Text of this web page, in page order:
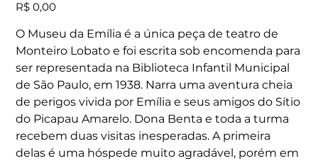
Preço
R$ 0,00
O Museu da Emília é a única peça de teatro de
Monteiro Lobato e foi escrita sob encomenda para
ser representada na Biblioteca Infantil Municipal
de São Paulo, em 1938. Narra uma aventura cheia
de perigos vivida por Emília e seus amigos do Sítio
do Picapau Amarelo. Dona Benta e toda a turma
recebem duas visitas inesperadas. A primeira
delas é uma hóspede muito agradável, porém em